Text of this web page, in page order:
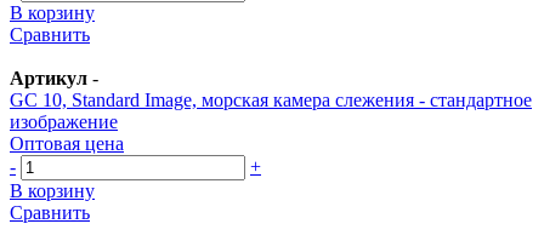
В корзину
Сравнить
Артикул -
GC 10, Standard Image, морская камера слежения - стандартное
изображение
Оптовая цена
-
+
В корзину
Сравнить